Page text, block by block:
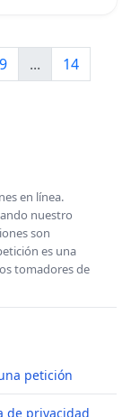
9 ...
14
en línea.
nuestro
son
es una
tomadores de
petición
de privacidad